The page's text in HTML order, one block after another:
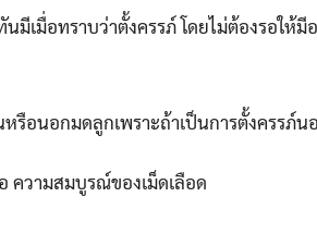
เมื่อทราบว่าตั้งครรภ์ โดยไม่ต้องรอให้มี
หรือนอกมดลูกเพราะถ้าเป็นการตั้งครรภ์
ความสมบูรณ์ของเม็ดเลือด